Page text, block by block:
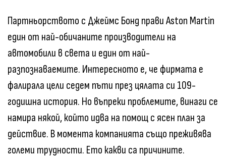
Партньорството с Джеймс Бонд прави Aston Martin
един от най-обичаните производители на
автомобили в света и един от най-
разпознаваемите. Интересното е, че фирмата е
фалирала цели седем пъти през цялата си 109-
годишна история. Но въпреки проблемите, винаги се
намира някой, който идва на помощ с ясен план за
действие. В момента компанията също преживява
големи трудности. Ето какви са причините.